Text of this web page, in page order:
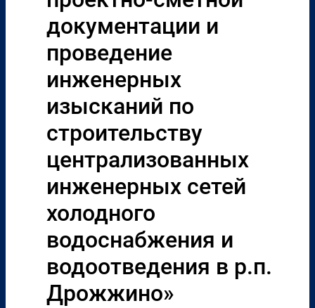
документации и
проведение
инженерных
изысканий по
строительству
централизованных
инженерных сетей
холодного
водоснабжения и
водоотведения в р.п.
Дрожжино»